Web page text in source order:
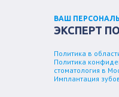
ВАШ
ЭКСПЕРТ
Политика в
Политика
стоматология в
Имплантация